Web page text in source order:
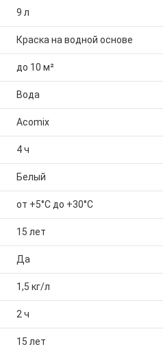
9 л
Краска на водной основе
до 10 м²
Вода
Acomix
4 ч
Белый
от +5°С до +30°С
15 лет
Да
1,5 кг/л
2 ч
15 лет